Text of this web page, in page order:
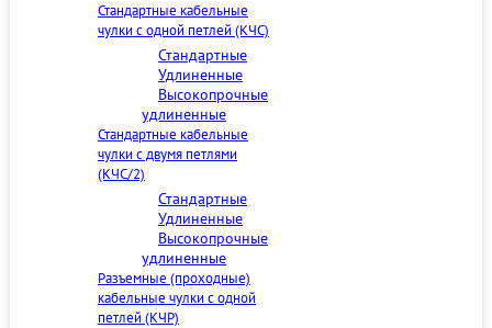
Стандартные кабельные
чулки c одной петлей (КЧС)
Стандартные
Удлиненные
Высокопрочные
удлиненные
Стандартные кабельные
чулки с двумя петлями
(КЧС/2)
Стандартные
Удлиненные
Высокопрочные
удлиненные
Разъемные (проходные)
кабельные чулки с одной
петлей (КЧР)